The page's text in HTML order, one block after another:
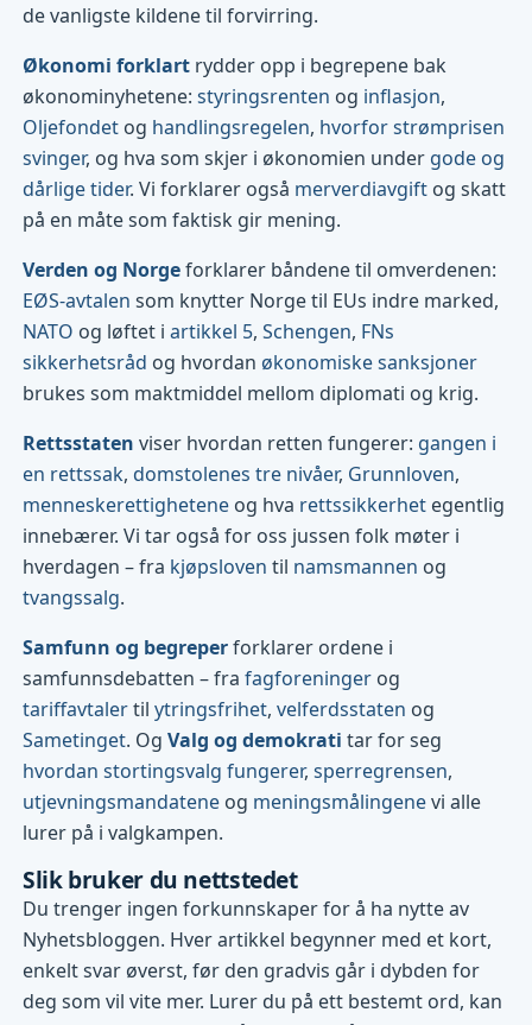
de vanligste kildene til forvirring.
Økonomi forklart rydder opp i begrepene bak
økonominyhetene:styringsrenten og inflasjon,
Oljefondet og handlingsregelen, hvorfor strømprisen
svinger, og hva som skjer i økonomien under gode og
dårlige tider. Vi forklarer også merverdiavgift og skatt
på en måte som faktisk gir mening.
Verden og Norgeforklarer båndene til omverdenen:
EØS-avtalen som knytter Norge til EUs indre marked,
NATO og løftet iartikkel 5,Schengen, FNs
sikkerhetsråd og hvordan økonomiske sanksjoner
brukes som maktmiddel mellom diplomati og krig.
Rettsstaten viser hvordan retten fungerer: gangen i
en rettssak,domstolenes tre nivåer, Grunnloven,
menneskerettighetene og hva rettssikkerhet egentlig
innebærer. Vi tar også for oss jussen folk møter i
hverdagen – fra kjøpsloven til namsmannen og
tvangssalg.
Samfunn og begreperforklarer ordene i
samfunnsdebatten – frafagforeninger og
tariffavtalertilytringsfrihet,velferdsstaten og
Sametinget. OgValg og demokrati tar for seg
hvordan stortingsvalg fungerer,sperregrensen,
utjevningsmandatene og meningsmålingenevi alle
lurer på i valgkampen.
Slik bruker du nettstedet
Du trenger ingen forkunnskaper for å ha nytte av
Nyhetsbloggen. Hver artikkel begynner med et kort,
enkelt svar øverst, før den gradvis går i dybden for
deg som vil vite mer. Lurer du på ett bestemt ord, kan